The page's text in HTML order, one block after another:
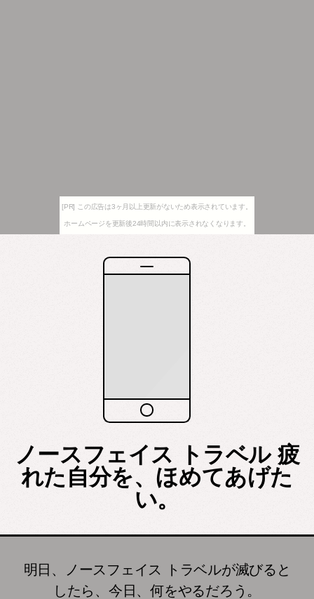
[PR] この広告は3ヶ月以上更新がないため表示されています。
ホームページを更新後24時間以内に表示されなくなります。
ノースフェイス トラベル 疲
れた自分を、ほめてあげた
い。
明日、ノースフェイス トラベルが滅びると
したら、今日、何をやるだろう。